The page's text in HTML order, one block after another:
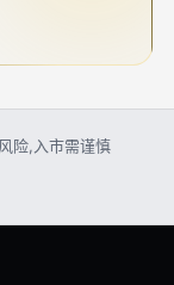
险,入市需谨慎